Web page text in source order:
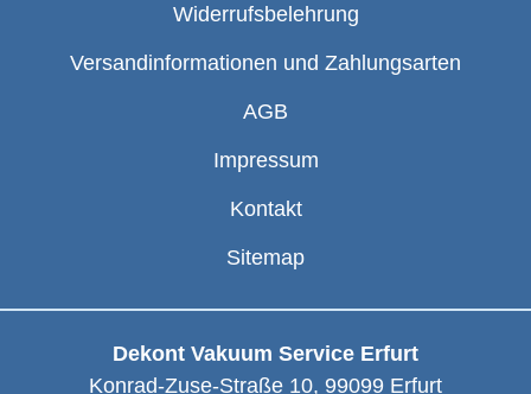
Widerrufsbelehrung
Versandinformationen und Zahlungsarten
AGB
Impressum
Kontakt
Sitemap
Dekont Vakuum Service Erfurt
Konrad-Zuse-Straße 10, 99099 Erfurt